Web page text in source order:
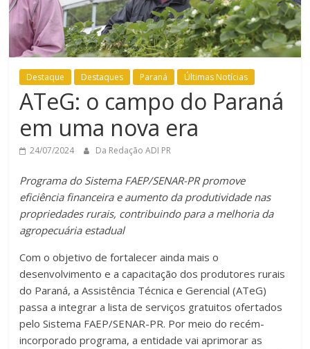
Destaque Destaques Paraná Últimas Notícias
ATeG: o campo do Paraná
em uma nova era
24/07/2024 Da Redação ADI PR
Programa do Sistema FAEP/SENAR-PR promove
eficiência financeira e aumento da produtividade nas
propriedades rurais, contribuindo para a melhoria da
agropecuária estadual
Com o objetivo de fortalecer ainda mais o
desenvolvimento e a capacitação dos produtores rurais
do Paraná, a Assistência Técnica e Gerencial (ATeG)
passa a integrar a lista de serviços gratuitos ofertados
pelo Sistema FAEP/SENAR-PR. Por meio do recém-
incorporado programa, a entidade vai aprimorar as